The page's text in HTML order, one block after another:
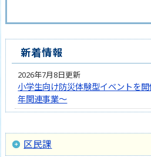
新着情報
2026年7月8日更新
小学生向け防災体験型イベントを
年関連事業～
区民課